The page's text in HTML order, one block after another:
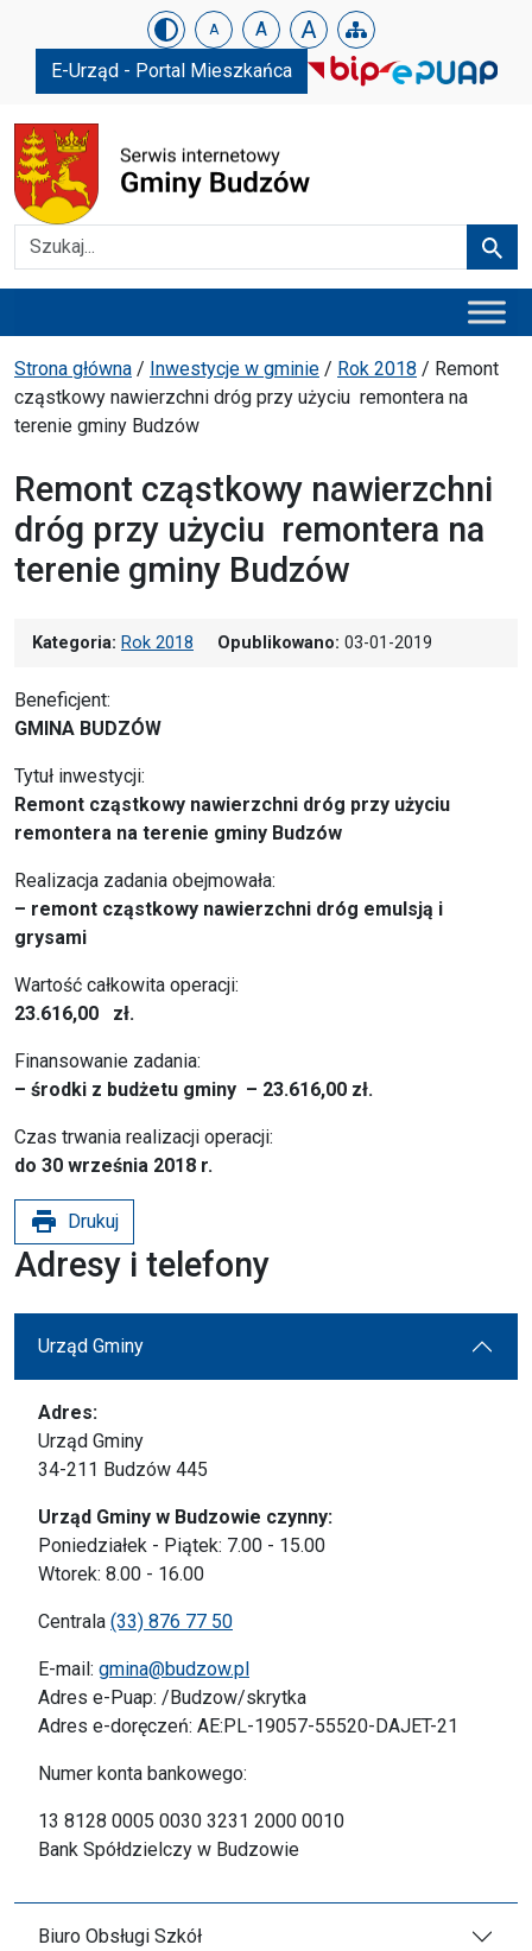
Urząd Gminy w Budzowie
Skip menu A A A
E-Urząd - Portal Mieszkańca
Szukaj
Ścieżka powrotu
Strona główna / Inwestycje w gminie / Rok 2018 / Remont
cząstkowy nawierzchni dróg przy użyciu remontera na
terenie gminy Budzów
Remont cząstkowy nawierzchni
dróg przy użyciu remontera na
terenie gminy Budzów
Kategoria: Rok 2018 Opublikowano: 03-01-2019
Beneficjent:
GMINA BUDZÓW
Tytuł inwestycji:
Remont cząstkowy nawierzchni dróg przy użyciu
remontera na terenie gminy Budzów
Realizacja zadania obejmowała:
– remont cząstkowy nawierzchni dróg emulsją i
grysami
Wartość całkowita operacji:
23.616,00 zł.
Finansowanie zadania:
– środki z budżetu gminy – 23.616,00 zł.
Czas trwania realizacji operacji:
do 30 września 2018 r.
print Drukuj
Adresy i telefony
Urząd Gminy
Adres:
Urząd Gminy
34-211 Budzów 445
Urząd Gminy w Budzowie czynny:
Poniedziałek - Piątek: 7.00 - 15.00
Wtorek: 8.00 - 16.00
Centrala (33) 876 77 50
E-mail: gmina@budzow.pl
Adres e-Puap: /Budzow/skrytka
Adres e-doręczeń: AE:PL-19057-55520-DAJET-21
Numer konta bankowego:
13 8128 0005 0030 3231 2000 0010
Bank Spółdzielczy w Budzowie
Biuro Obsługi Szkół